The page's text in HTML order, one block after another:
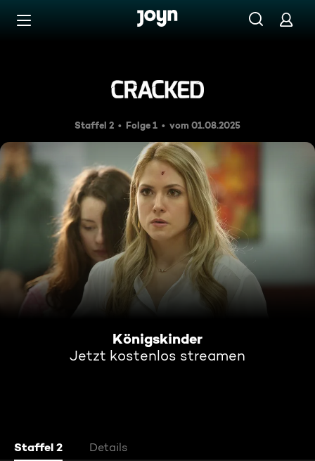
Zum Inhalt springen
Königskinder
Staffel 2 Folge 1 vom 01.08.2025
Königskinder
Jetzt kostenlos streamen
Staffel 2 Details